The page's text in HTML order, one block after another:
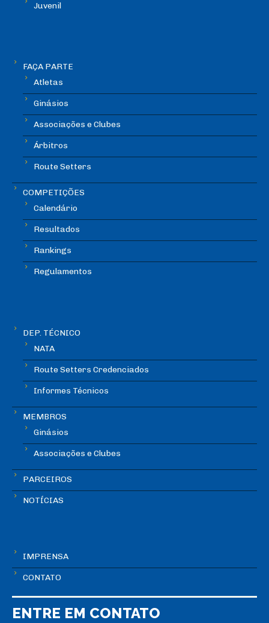
Juvenil
FAÇA PARTE
Atletas
Ginásios
Associações e Clubes
Árbitros
Route Setters
COMPETIÇÕES
Calendário
Resultados
Rankings
Regulamentos
DEP. TÉCNICO
NATA
Route Setters Credenciados
Informes Técnicos
MEMBROS
Ginásios
Associações e Clubes
PARCEIROS
NOTÍCIAS
IMPRENSA
CONTATO
ENTRE EM CONTATO